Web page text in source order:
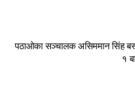
पठाओका सञ्चालक असिममान सिंह
१